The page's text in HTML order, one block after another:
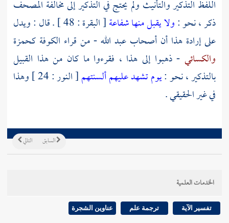
اللفظ التذكير والتأنيث ولم يحتج في التذكير إلى مخالفة المصحف
ذكر ، نحو :ولا يقبل منها شفاعة
[ البقرة : 48 ] . قال : ويدل
على إرادة هذا أن أصحاب عبد الله- من قراء الكوفة كحمزة
والكسائي - ذهبوا إلى هذا ، فقرءوا ما كان من هذا القبيل
بالتذكير ، نحو :يوم تشهد عليهم ألسنتهم
[ النور : 24 ] وهذا
في غير الحقيقي .
التالي السابق
الخدمات العلمية
تفسير الآية ترجمة علم عناوين الشجرة